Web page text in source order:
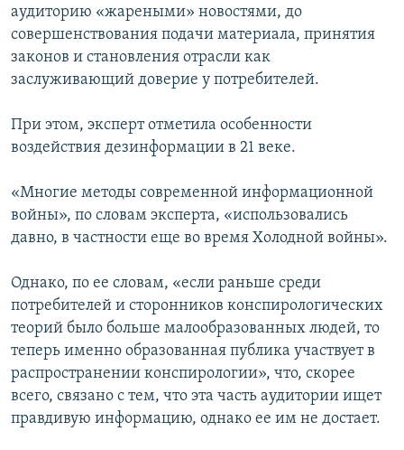
аудиторию «жареными» новостями, до
совершенствования подачи материала, принятия
законов и становления отрасли как
заслуживающий доверие у потребителей.
При этом, эксперт отметила особенности
воздействия дезинформации в 21 веке.
«Многие методы современной информационной
войны», по словам эксперта, «использовались
давно, в частности еще во время Холодной войны».
Однако, по ее словам, «если раньше среди
потребителей и сторонников конспирологических
теорий было больше малообразованных людей, то
теперь именно образованная публика участвует в
распространении конспирологии», что, скорее
всего, связано с тем, что эта часть аудитории ищет
правдивую информацию, однако ее им не достает.